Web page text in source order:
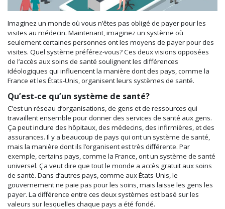
Imaginez un monde où vous n’êtes pas obligé de payer pour les
visites au médecin. Maintenant, imaginez un système où
seulement certaines personnes ont les moyens de payer pour des
visites. Quel système préférez-vous? Ces deux visions opposées
de l’accès aux soins de santé soulignent les différences
idéologiques qui influencent la manière dont des pays, comme la
France et les États-Unis, organisent leurs systèmes de santé.
Qu’est-ce qu’un système de santé?
C’est un réseau d’organisations, de gens et de ressources qui
travaillent ensemble pour donner des services de santé aux gens.
Ça peut inclure des hôpitaux, des médecins, des infirmières, et des
assurances. Il y a beaucoup de pays qui ont un système de santé,
mais la manière dont ils l’organisent est très différente. Par
exemple, certains pays, comme la France, ont un système de santé
universel. Ça veut dire que tout le monde a accès gratuit aux soins
de santé. Dans d’autres pays, comme aux États-Unis, le
gouvernement ne paie pas pour les soins, mais laisse les gens les
payer. La différence entre ces deux systèmes est basé sur les
valeurs sur lesquelles chaque pays a été fondé.